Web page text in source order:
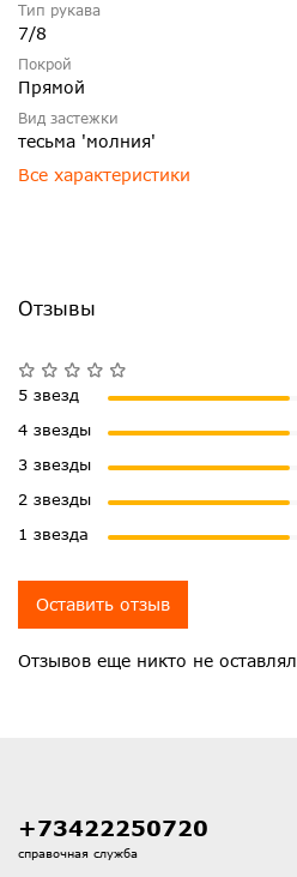
Тип рукава
7/8
Покрой
Прямой
Вид застежки
тесьма 'молния'
Все характеристики
Отзывы
Отзывов еще никто не оставлял
5 звезд
4 звезды
3 звезды
2 звезды
1 звезда
Оставить отзыв
+73422250720
справочная служба